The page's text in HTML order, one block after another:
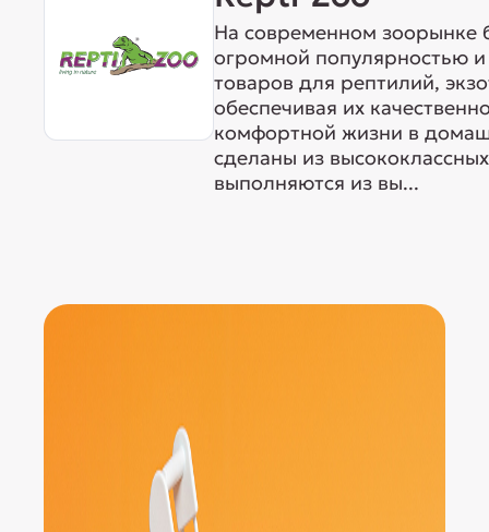
На современном зоорынке
огромной популярностью
товаров для рептилий,
обеспечивая их
комфортной жизни в
сделаны из
выполняются из вы...